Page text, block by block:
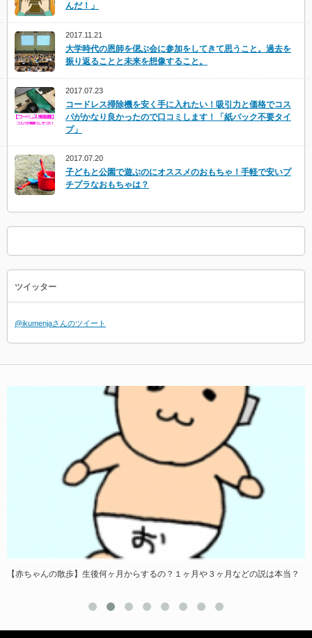
んだ！」
2017.11.21
大学時代の恩師を偲ぶ会に参加をしてきて思うこと。過去を
振り返ることと未来を想像すること。
2017.07.23
コードレス掃除機を安く手に入れたい！吸引力と価格でコス
パがかなり良かったので口コミします！「紙パック不要タイ
プ」
2017.07.20
子どもと公園で遊ぶのにオススメのおもちゃ！手軽で安いプ
チプラなおもちゃは？
ツイッター
@ikumenjaさんのツイート
【赤ちゃんの散歩】生後何ヶ月からするの？１ヶ月や３ヶ月などの説は本当？